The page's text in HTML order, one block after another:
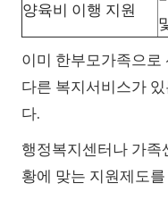
양육비 이행 지원
이미 한부모가족으로
다른 복지서비스가
다.
행정복지센터나 가
황에 맞는 지원제도